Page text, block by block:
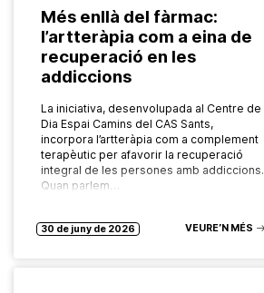
Més enllà del fàrmac:
l’artteràpia com a eina de
recuperació en les
addiccions
La iniciativa, desenvolupada al Centre de
Dia Espai Camins del CAS Sants,
incorpora l’artteràpia com a complement
terapèutic per afavorir la recuperació
integral de les persones amb addiccions.
Quan parlem…
30 de juny de 2026 VEURE’N MÉS